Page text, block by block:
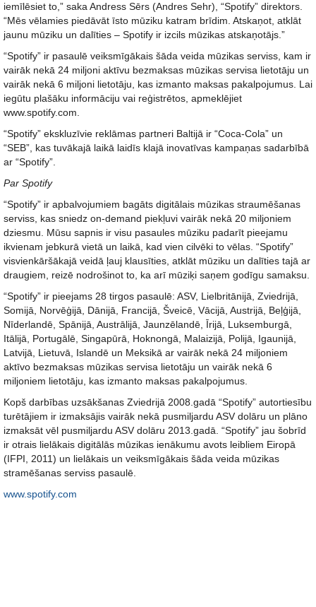
iemīlēsiet to,” saka Andress Sērs (Andres Sehr), “Spotify” direktors.
“Mēs vēlamies piedāvāt īsto mūziku katram brīdim. Atskaņot, atklāt
jaunu mūziku un dalīties – Spotify ir izcils mūzikas atskaņotājs.”
“Spotify” ir pasaulē veiksmīgākais šāda veida mūzikas serviss, kam ir
vairāk nekā 24 miljoni aktīvu bezmaksas mūzikas servisa lietotāju un
vairāk nekā 6 miljoni lietotāju, kas izmanto maksas pakalpojumus. Lai
iegūtu plašāku informāciju vai reģistrētos, apmeklējiet
www.spotify.com.
“Spotify” ekskluzīvie reklāmas partneri Baltijā ir “Coca-Cola” un
“SEB”, kas tuvākajā laikā laidīs klajā inovatīvas kampaņas sadarbībā
ar “Spotify”.
Par Spotify
“Spotify” ir apbalvojumiem bagāts digitālais mūzikas straumēšanas
serviss, kas sniedz on-demand piekļuvi vairāk nekā 20 miljoniem
dziesmu. Mūsu sapnis ir visu pasaules mūziku padarīt pieejamu
ikvienam jebkurā vietā un laikā, kad vien cilvēki to vēlas. “Spotify”
visvienkāršākajā veidā ļauj klausīties, atklāt mūziku un dalīties tajā ar
draugiem, reizē nodrošinot to, ka arī mūziķi saņem godīgu samaksu.
“Spotify” ir pieejams 28 tirgos pasaulē: ASV, Lielbritānijā, Zviedrijā,
Somijā, Norvēģijā, Dānijā, Francijā, Šveicē, Vācijā, Austrijā, Beļģijā,
Nīderlandē, Spānijā, Austrālijā, Jaunzēlandē, Īrijā, Luksemburgā,
Itālijā, Portugālē, Singapūrā, Hoknongā, Malaizijā, Polijā, Igaunijā,
Latvijā, Lietuvā, Islandē un Meksikā ar vairāk nekā 24 miljoniem
aktīvo bezmaksas mūzikas servisa lietotāju un vairāk nekā 6
miljoniem lietotāju, kas izmanto maksas pakalpojumus.
Kopš darbības uzsākšanas Zviedrijā 2008.gadā “Spotify” autortiesību
turētājiem ir izmaksājis vairāk nekā pusmiljardu ASV dolāru un plāno
izmaksāt vēl pusmiljardu ASV dolāru 2013.gadā. “Spotify” jau šobrīd
ir otrais lielākais digitālās mūzikas ienākumu avots leibliem Eiropā
(IFPI, 2011) un lielākais un veiksmīgākais šāda veida mūzikas
stramēšanas serviss pasaulē.
www.spotify.com